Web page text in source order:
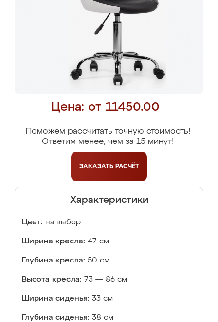
Цена: от 11450.00
Поможем рассчитать точную стоимость!
Ответим менее, чем за 15 минут!
ЗАКАЗАТЬ РАСЧЁТ
Характеристики
Цвет: на выбор
Ширина кресла: 47 см
Глубина кресла: 50 см
Высота кресла: 73 — 86 см
Ширина сиденья: 33 см
Глубина сиденья: 38 см